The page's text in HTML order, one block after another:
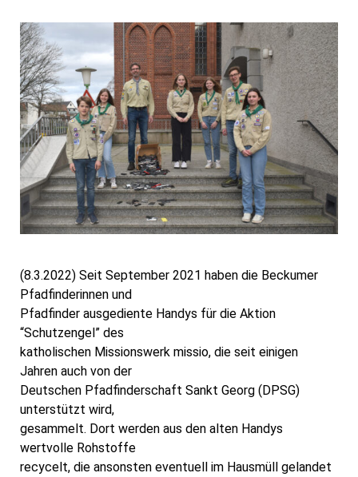
(8.3.2022) Seit September 2021 haben die Beckumer
Pfadfinderinnen und
Pfadfinder ausgediente Handys für die Aktion
“Schutzengel” des
katholischen Missionswerk missio, die seit einigen
Jahren auch von der
Deutschen Pfadfinderschaft Sankt Georg (DPSG)
unterstützt wird,
gesammelt. Dort werden aus den alten Handys
wertvolle Rohstoffe
recycelt, die ansonsten eventuell im Hausmüll gelandet